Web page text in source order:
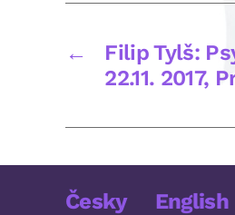
←
Filip Tylš:
22.11. 2017,
Česky English